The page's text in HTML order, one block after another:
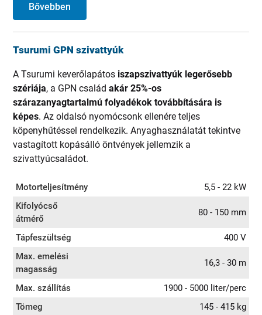
Bővebben
Tsurumi GPN szivattyúk
A Tsurumi keverőlapátos iszapszivattyúk legerősebb
szériája, a GPN család akár 25%-os
szárazanyagtartalmú folyadékok továbbítására is
képes. Az oldalsó nyomócsonk ellenére teljes
köpenyhűtéssel rendelkezik. Anyaghasználatát tekintve
vastagított kopásálló öntvények jellemzik a
szivattyúcsaládot.
Motorteljesítmény
5,5 - 22 kW
Kifolyócső
átmérő
80 - 150 mm
Tápfeszültség
400 V
Max. emelési
magasság
16,3 - 30 m
Max. szállítás
1900 - 5000 liter/perc
Tömeg
145 - 415 kg